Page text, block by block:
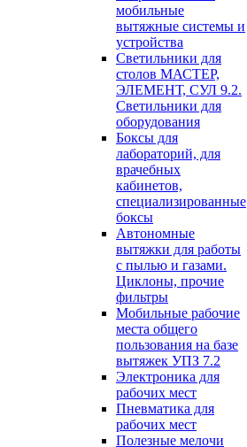
мобильные
вытяжные системы и
устройства
Светильники для
столов МАСТЕР,
ЭЛЕМЕНТ, СУЛ 9.2.
Светильники для
оборудования
Боксы для
лабораторий, для
врачебных
кабинетов,
специализированные
боксы
Автономные
вытяжки для работы
с пылью и газами.
Циклоны, прочие
фильтры
Мобильные рабочие
места общего
пользования на базе
вытяжек УПЗ 7.2
Электроника для
рабочих мест
Пневматика для
рабочих мест
Полезные мелочи